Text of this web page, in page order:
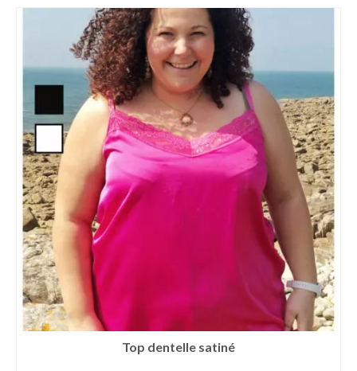
Top dentelle satiné